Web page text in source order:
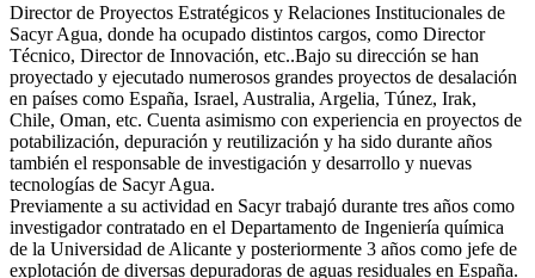
Director de Proyectos Estratégicos y Relaciones Institucionales de
Sacyr Agua, donde ha ocupado distintos cargos, como Director
Técnico, Director de Innovación, etc..Bajo su dirección se han
proyectado y ejecutado numerosos grandes proyectos de desalación
en países como España, Israel, Australia, Argelia, Túnez, Irak,
Chile, Oman, etc. Cuenta asimismo con experiencia en proyectos de
potabilización, depuración y reutilización y ha sido durante años
también el responsable de investigación y desarrollo y nuevas
tecnologías de Sacyr Agua.
Previamente a su actividad en Sacyr trabajó durante tres años como
investigador contratado en el Departamento de Ingeniería química
de la Universidad de Alicante y posteriormente 3 años como jefe de
explotación de diversas depuradoras de aguas residuales en España.